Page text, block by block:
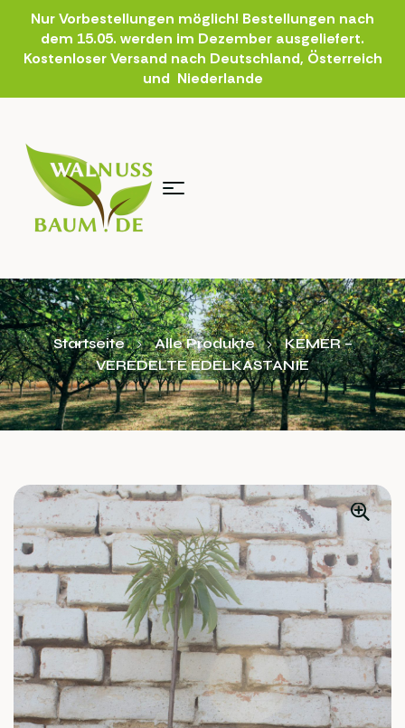
Nur Vorbestellungen möglich! Bestellungen nach
dem 15.05. werden im Dezember ausgeliefert.
Kostenloser Versand nach Deutschland, Österreich
und Niederlande
Startseite Alle Produkte
KEMER –
VEREDELTE EDELKASTANIE